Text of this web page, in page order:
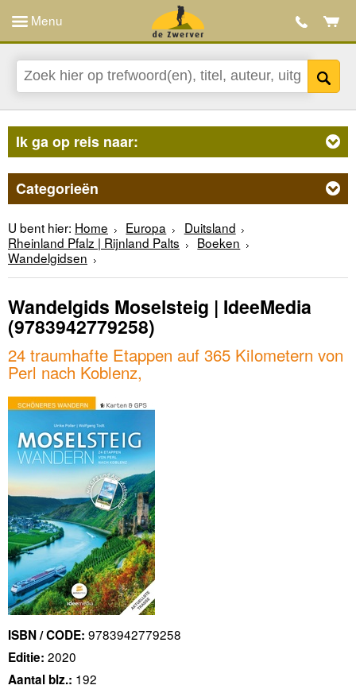
Menu
Ik ga op reis naar:
Categorieën
U bent hier: Home Europa
Duitsland
Rheinland Pfalz | Rijnland Palts
Boeken
Wandelgidsen
Wandelgids Moselsteig | IdeeMedia
(9783942779258)
24 traumhafte Etappen auf 365 Kilometern von
Perl nach Koblenz,
ISBN / CODE: 9783942779258
Editie: 2020
Aantal blz.: 192